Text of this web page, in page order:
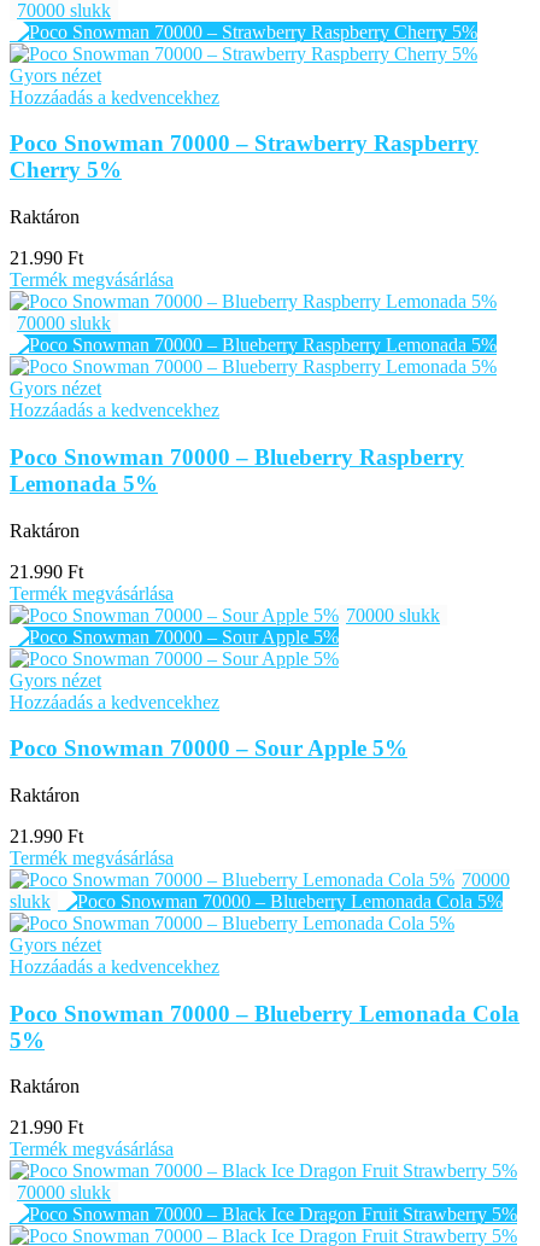
70000 slukk
Gyors nézet
Hozzáadás a kedvencekhez
Poco Snowman 70000 – Strawberry Raspberry
Cherry 5%
Raktáron
21.990 Ft
Termék megvásárlása
70000 slukk
Gyors nézet
Hozzáadás a kedvencekhez
Poco Snowman 70000 – Blueberry Raspberry
Lemonada 5%
Raktáron
21.990 Ft
Termék megvásárlása
70000 slukk
Gyors nézet
Hozzáadás a kedvencekhez
Poco Snowman 70000 – Sour Apple 5%
Raktáron
21.990 Ft
Termék megvásárlása
70000
slukk
Gyors nézet
Hozzáadás a kedvencekhez
Poco Snowman 70000 – Blueberry Lemonada Cola
5%
Raktáron
21.990 Ft
Termék megvásárlása
70000 slukk